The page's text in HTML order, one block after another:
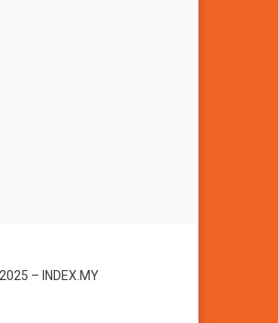
– INDEX.MY